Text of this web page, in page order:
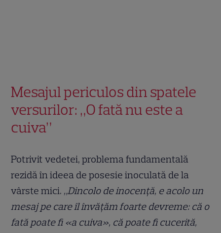
Mesajul periculos din spatele
versurilor: „O fată nu este a
cuiva”
Potrivit vedetei, problema fundamentală
rezidă în ideea de posesie inoculată de la
vârste mici. „Dincolo de inocență, e acolo un
mesaj pe care îl învățăm foarte devreme: că o
fată poate fi «a cuiva», că poate fi cucerită,